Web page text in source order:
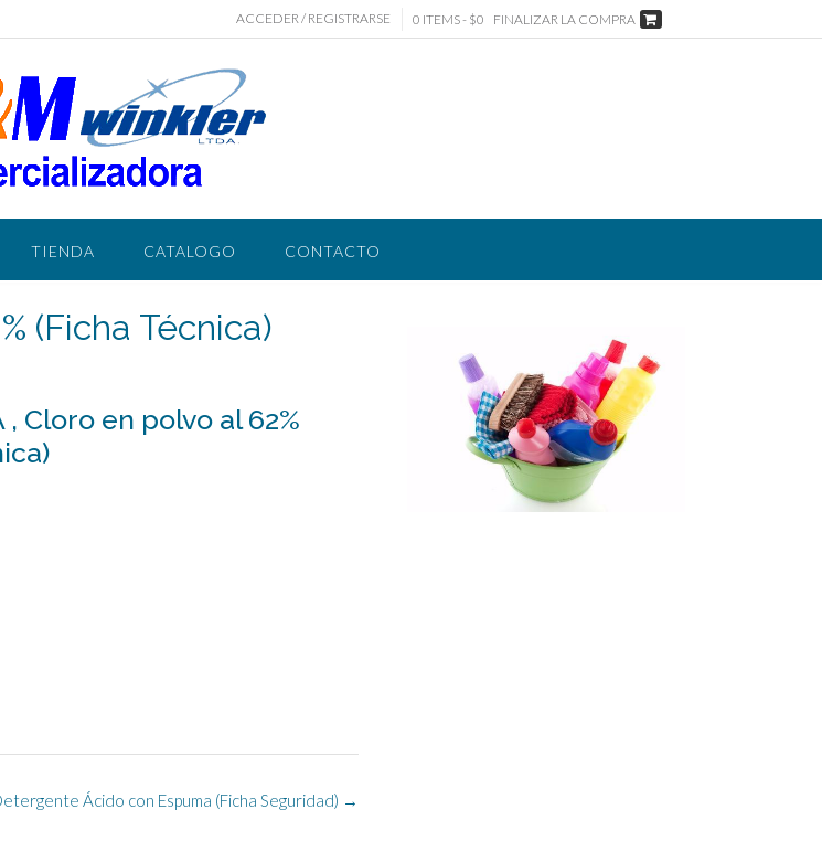
ACCEDER / REGISTRARSE 0 ITEMS - $0 FINALIZAR LA COMPRA
TIENDA CATALOGO CONTACTO
(Ficha Técnica)
, Cloro en polvo al 62%
Ácido con Espuma (Ficha Seguridad) →